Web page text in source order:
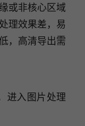
或非核心区域
理效果差，易
，高清导出需
进入图片处理